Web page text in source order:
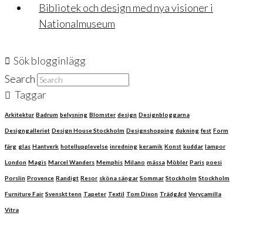
Bibliotek och design med nya visioner i
Nationalmuseum
Sök blogginlägg
Search
Taggar
Arkitektur Badrum belysning Blomster design Designbloggarna
Designgalleriet Design House Stockholm Designshopping dukning fest Form
färg glas Hantverk hotellupplevelse inredning keramik Konst kuddar lampor
London Magis Marcel Wanders Memphis Milano mässa Möbler Paris poesi
Porslin Provence Randigt Resor sköna sängar Sommar Stockholm Stockholm
Furniture Fair Svenskt tenn Tapeter Textil Tom Dixon Trädgård Verycamilla
Vitra